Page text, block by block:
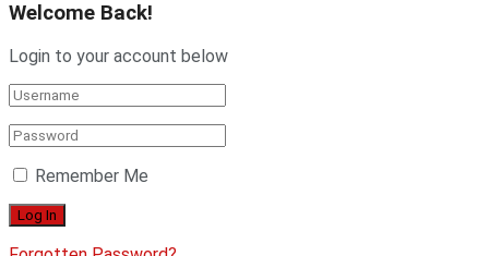
Welcome Back!
Login to your account below
Remember Me